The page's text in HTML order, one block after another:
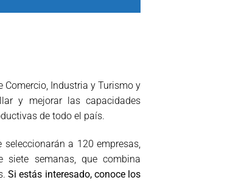
Comercio, Industria y Turismo y
y mejorar las capacidades
de todo el país.
a 120 empresas,
siete semanas, que combina
Si estás interesado, conoce los